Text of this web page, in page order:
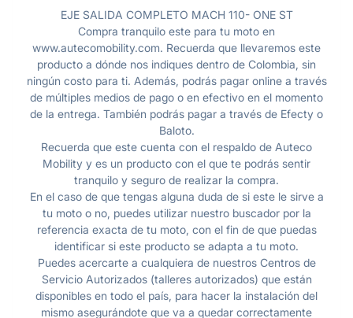
EJE SALIDA COMPLETO MACH 110- ONE ST
Compra tranquilo este para tu moto en
www.autecomobility.com. Recuerda que llevaremos este
producto a dónde nos indiques dentro de Colombia, sin
ningún costo para ti. Además, podrás pagar online a través
de múltiples medios de pago o en efectivo en el momento
de la entrega. También podrás pagar a través de Efecty o
Baloto.
Recuerda que este cuenta con el respaldo de Auteco
Mobility y es un producto con el que te podrás sentir
tranquilo y seguro de realizar la compra.
En el caso de que tengas alguna duda de si este le sirve a
tu moto o no, puedes utilizar nuestro buscador por la
referencia exacta de tu moto, con el fin de que puedas
identificar si este producto se adapta a tu moto.
Puedes acercarte a cualquiera de nuestros Centros de
Servicio Autorizados (talleres autorizados) que están
disponibles en todo el país, para hacer la instalación del
mismo asegurándote que va a quedar correctamente